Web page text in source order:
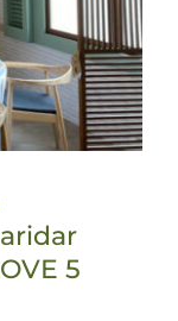
5